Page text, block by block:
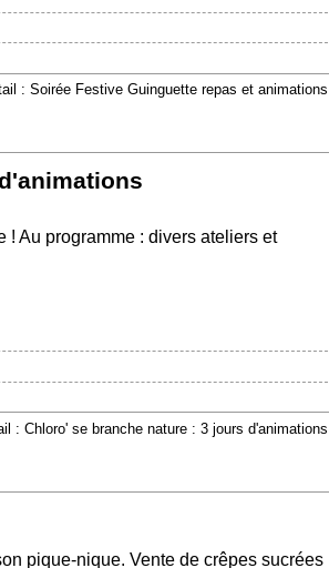
: Soirée Festive Guinguette repas et animations
! Au programme : divers ateliers et
: Chloro' se branche nature : 3 jours d'animations
pique-nique. Vente de crêpes sucrées